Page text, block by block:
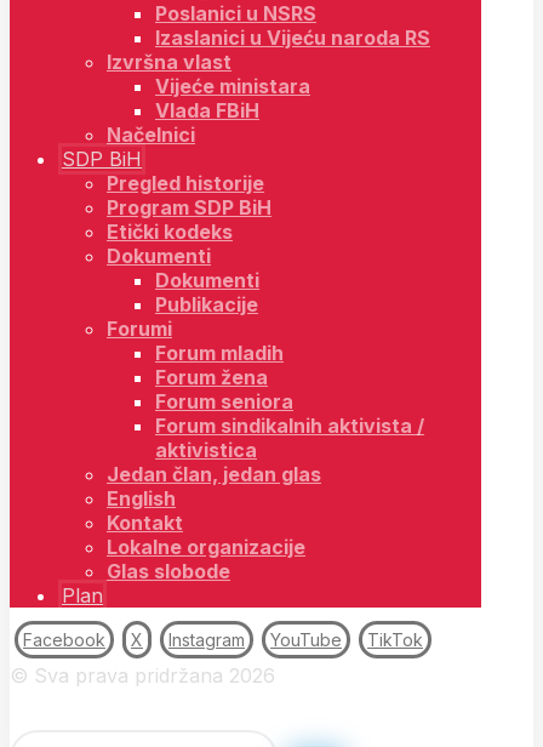
Poslanici u NSRS
Izaslanici u Vijeću naroda RS
Izvršna vlast
Vijeće ministara
Vlada FBiH
Načelnici
SDP BiH
Pregled historije
Program SDP BiH
Etički kodeks
Dokumenti
Dokumenti
Publikacije
Forumi
Forum mladih
Forum žena
Forum seniora
Forum sindikalnih aktivista /
aktivistica
Jedan član, jedan glas
English
Kontakt
Lokalne organizacije
Glas slobode
Plan
Facebook X Instagram YouTube TikTok
© Sva prava pridržana 2026